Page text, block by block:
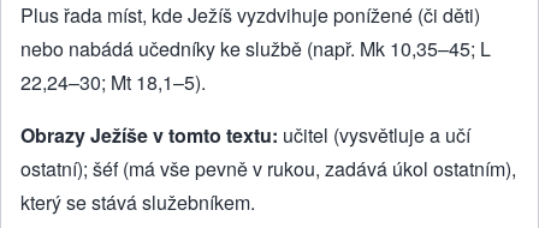
Plus řada míst, kde Ježíš vyzdvihuje ponížené (či děti)
nebo nabádá učedníky ke službě (např. Mk 10,35–45; L
22,24–30; Mt 18,1–5).
Obrazy Ježíše v tomto textu: učitel (vysvětluje a učí
ostatní); šéf (má vše pevně v rukou, zadává úkol ostatním),
který se stává služebníkem.